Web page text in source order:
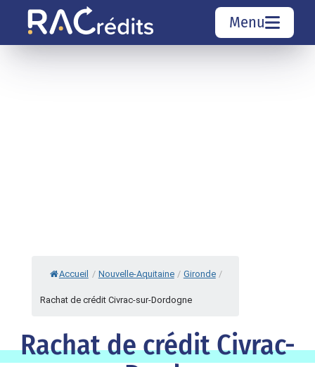
Menu
Accueil / Nouvelle-Aquitaine / Gironde /
Rachat de crédit Civrac-sur-Dordogne
Rachat de crédit Civrac-